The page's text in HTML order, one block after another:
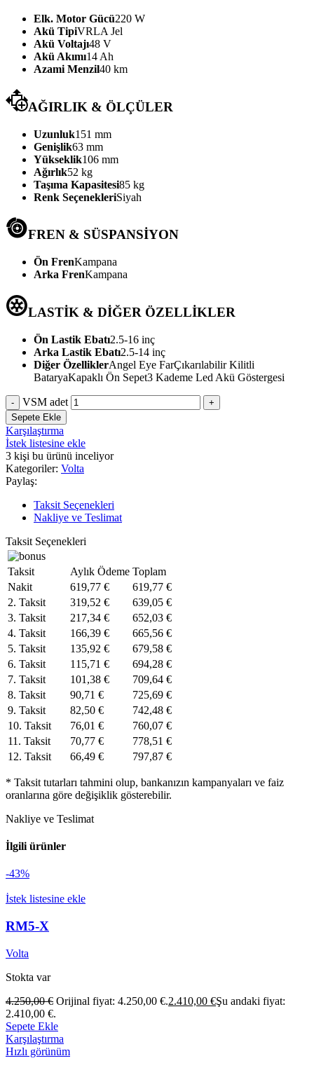
Elk. Motor Gücü220 W
Akü TipiVRLA Jel
Akü Voltajı48 V
Akü Akımı14 Ah
Azami Menzil40 km
AĞIRLIK & ÖLÇÜLER
Uzunluk151 mm
Genişlik63 mm
Yükseklik106 mm
Ağırlık52 kg
Taşıma Kapasitesi85 kg
Renk SeçenekleriSiyah
FREN & SÜSPANSİYON
Ön FrenKampana
Arka FrenKampana
LASTİK & DİĞER ÖZELLİKLER
Ön Lastik Ebatı2.5-16 inç
Arka Lastik Ebatı2.5-14 inç
Diğer ÖzelliklerAngel Eye FarÇıkarılabilir Kilitli
BataryaKapaklı Ön Sepet3 Kademe Led Akü Göstergesi
VSM adet
Sepete Ekle
Karşılaştırma
İstek listesine ekle
3 kişi bu ürünü inceliyor
Kategoriler: Volta
Paylaş:
Taksit Seçenekleri
Nakliye ve Teslimat
Taksit Seçenekleri
Taksit Aylık Ödeme Toplam
Nakit
619,77 € 619,77 €
2. Taksit
319,52 € 639,05 €
3. Taksit
217,34 € 652,03 €
4. Taksit
166,39 € 665,56 €
5. Taksit
135,92 € 679,58 €
6. Taksit
115,71 € 694,28 €
7. Taksit
101,38 € 709,64 €
8. Taksit
90,71 € 725,69 €
9. Taksit
82,50 € 742,48 €
10. Taksit
76,01 € 760,07 €
11. Taksit
70,77 € 778,51 €
12. Taksit
66,49 € 797,87 €
* Taksit tutarları tahmini olup, bankanızın kampanyaları ve faiz
oranlarına göre değişiklik gösterebilir.
Nakliye ve Teslimat
İlgili ürünler
-43%
İstek listesine ekle
RM5-X
Volta
Stokta var
4.250,00€ Orijinal fiyat: 4.250,00 €.2.410,00 €Şu andaki fiyat:
2.410,00 €.
Sepete Ekle
Karşılaştırma
Hızlı görünüm